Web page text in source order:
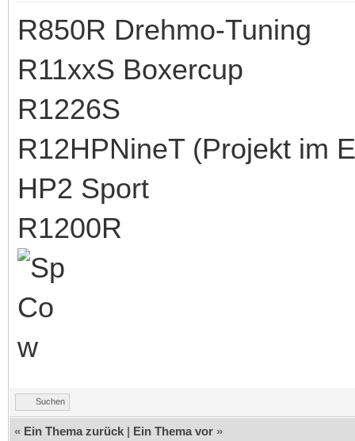
R850R Drehmo-Tuning
R11xxS Boxercup
R1226S
R12HPNineT (Projekt im
HP2 Sport
R1200R
Suchen
« Ein Thema zurück | Ein Thema vor »